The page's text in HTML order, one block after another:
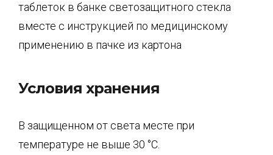
таблеток в банке светозащитного стекла
вместе с инструкцией по медицинскому
применению в пачке из картона
Условия хранения
В защищенном от света месте при
температуре не выше 30 °С.